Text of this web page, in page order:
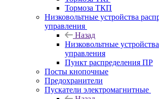
Тормоза ТКП
Низковольтные устройства
управления
Назад
Низковольтные
управления
Пункт распределения ПР
Посты кнопочные
Предохранители
Пускатели электромагнитные